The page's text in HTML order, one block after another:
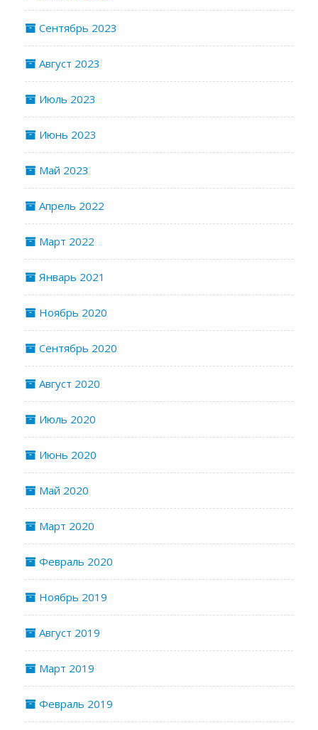
Сентябрь 2023
Август 2023
Июль 2023
Июнь 2023
Май 2023
Апрель 2022
Март 2022
Январь 2021
Ноябрь 2020
Сентябрь 2020
Август 2020
Июль 2020
Июнь 2020
Май 2020
Март 2020
Февраль 2020
Ноябрь 2019
Август 2019
Март 2019
Февраль 2019